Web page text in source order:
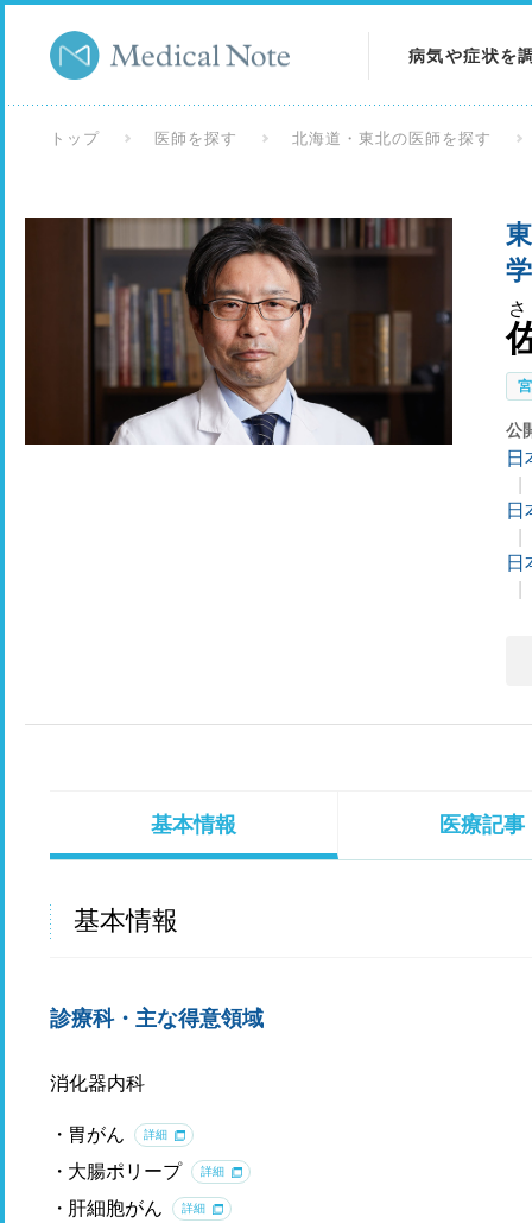
病気や症状を
検査を調べる
トップ 医師を探す 北海道・東北の医師を探す
公
日
日
日
基本情報 医療記事
基本情報
診療科・主な得意領域
消化器内科
胃がん 詳細
大腸ポリープ 詳細
肝細胞がん 詳細